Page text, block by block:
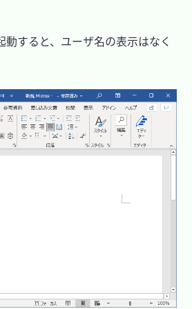
動すると、ユーザ名の表示はなく